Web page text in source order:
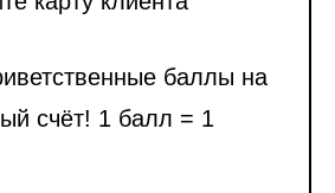
баллы на
счёт! 1 балл = 1